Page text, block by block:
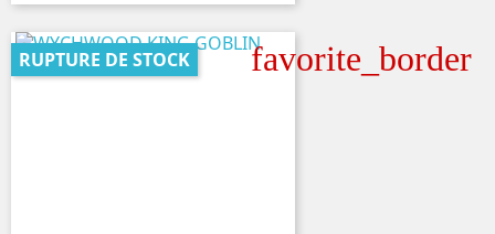
favorite_border
RUPTURE DE STOCK